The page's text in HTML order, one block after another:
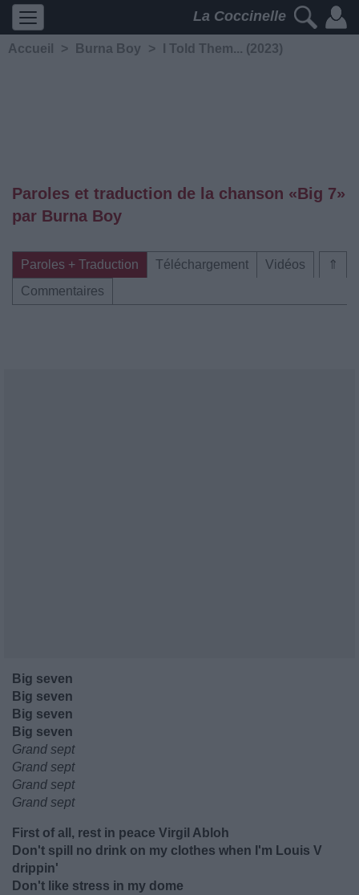
La Coccinelle
Accueil > Burna Boy > I Told Them... (2023)
Paroles et traduction de la chanson «Big 7»
par Burna Boy
⇑
Paroles + Traduction Téléchargement
Vidéos
Commentaires
Big seven
Big seven
Big seven
Big seven
Grand sept
Grand sept
Grand sept
Grand sept
First of all, rest in peace Virgil Abloh
Don't spill no drink on my clothes when I'm Louis V
drippin'
Don't like stress in my dome